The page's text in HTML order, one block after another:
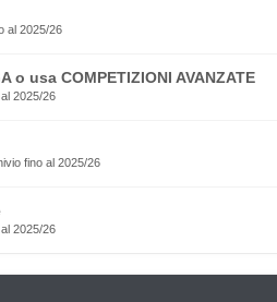
al 2025/26
o usa COMPETIZIONI AVANZATE
2025/26
fino al 2025/26
2025/26